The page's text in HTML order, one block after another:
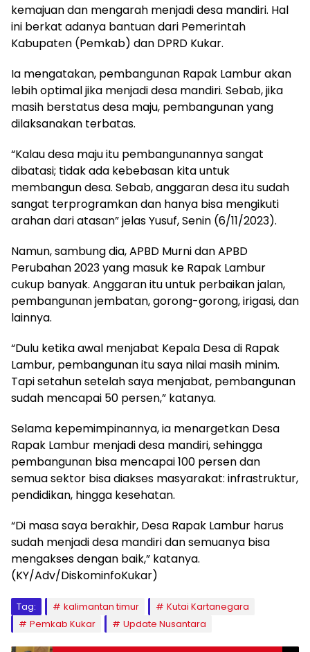
kemajuan dan mengarah menjadi desa mandiri. Hal
ini berkat adanya bantuan dari Pemerintah
Kabupaten (Pemkab) dan DPRD Kukar.
Ia mengatakan, pembangunan Rapak Lambur akan
lebih optimal jika menjadi desa mandiri. Sebab, jika
masih berstatus desa maju, pembangunan yang
dilaksanakan terbatas.
“Kalau desa maju itu pembangunannya sangat
dibatasi; tidak ada kebebasan kita untuk
membangun desa. Sebab, anggaran desa itu sudah
sangat terprogramkan dan hanya bisa mengikuti
arahan dari atasan” jelas Yusuf, Senin (6/11/2023).
Namun, sambung dia, APBD Murni dan APBD
Perubahan 2023 yang masuk ke Rapak Lambur
cukup banyak. Anggaran itu untuk perbaikan jalan,
pembangunan jembatan, gorong-gorong, irigasi, dan
lainnya.
“Dulu ketika awal menjabat Kepala Desa di Rapak
Lambur, pembangunan itu saya nilai masih minim.
Tapi setahun setelah saya menjabat, pembangunan
sudah mencapai 50 persen,” katanya.
Selama kepemimpinannya, ia menargetkan Desa
Rapak Lambur menjadi desa mandiri, sehingga
pembangunan bisa mencapai 100 persen dan
semua sektor bisa diakses masyarakat: infrastruktur,
pendidikan, hingga kesehatan.
“Di masa saya berakhir, Desa Rapak Lambur harus
sudah menjadi desa mandiri dan semuanya bisa
mengakses dengan baik,” katanya.
(KY/Adv/DiskominfoKukar)
Tag: kalimantan timur
Kutai Kartanegara
Pemkab Kukar
Update Nusantara